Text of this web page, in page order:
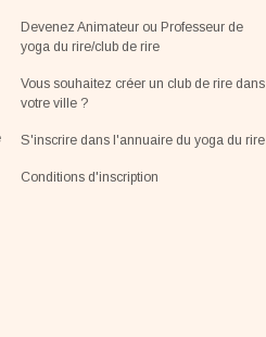
Devenez Animateur ou Professeur de
yoga du rire/club de rire
Vous souhaitez créer un club de rire dans
votre ville ?
S'inscrire dans l'annuaire du yoga du rire
Conditions d'inscription